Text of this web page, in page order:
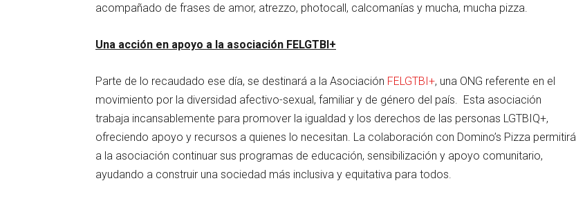
acompañado de frases de amor, atrezzo, photocall, calcomanías y mucha, mucha pizza.
Una acción en apoyo a la asociación FELGTBI+
Parte de lo recaudado ese día, se destinará a la Asociación FELGTBI+, una ONG referente en el
movimiento por la diversidad afectivo-sexual, familiar y de género del país. Esta asociación
trabaja incansablemente para promover la igualdad y los derechos de las personas LGTBIQ+,
ofreciendo apoyo y recursos a quienes lo necesitan. La colaboración con Domino’s Pizza permitirá
a la asociación continuar sus programas de educación, sensibilización y apoyo comunitario,
ayudando a construir una sociedad más inclusiva y equitativa para todos.